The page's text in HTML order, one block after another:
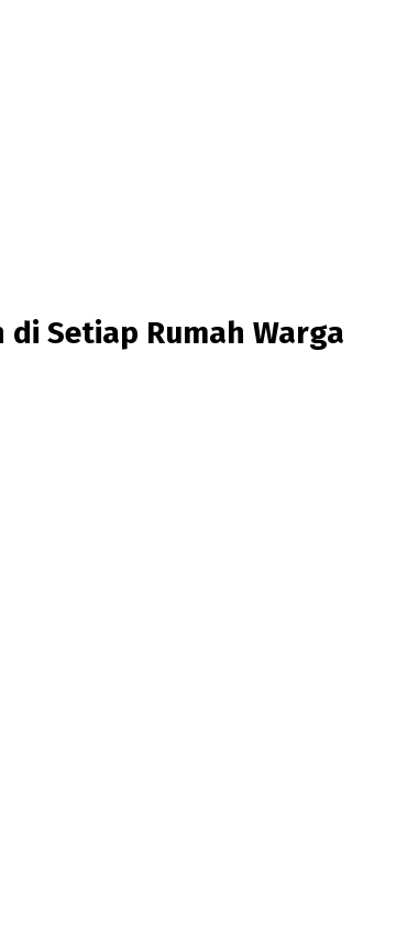
di Setiap Rumah Warga